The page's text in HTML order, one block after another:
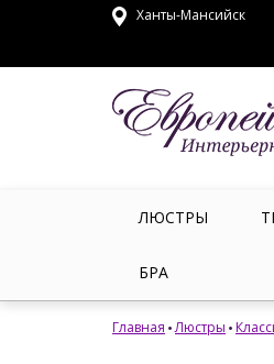
Ханты-Мансийск
ЛЮСТРЫ
БРА
Главная Люстры